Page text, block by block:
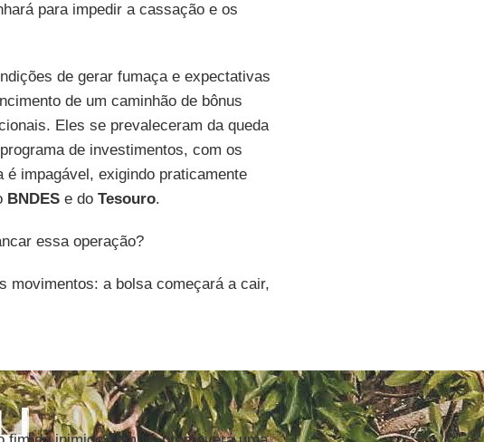
para impedir a cassação e os
de gerar fumaça e expectativas
de um caminhão de bônus
Eles se prevaleceram da queda
de investimentos, com os
impagável, exigindo praticamente
BNDESe do Tesouro.
essa operação?
movimentos: a bolsa começará a cair,